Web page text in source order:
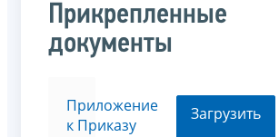
Прикрепленные
документы
Приложение
к Приказу
Загрузить